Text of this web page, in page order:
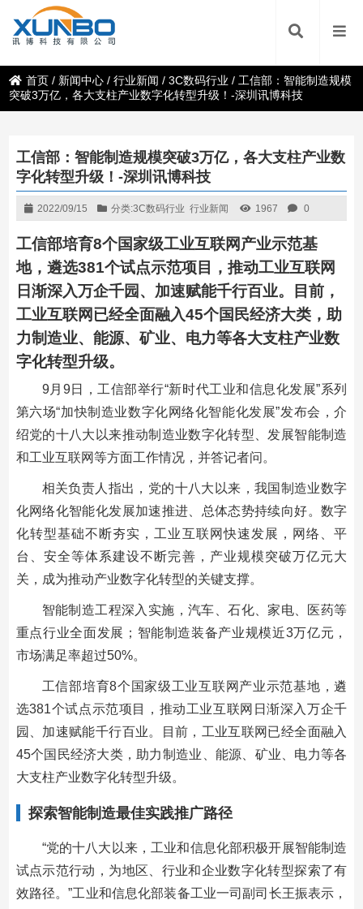
首页 / 新闻中心 /行业新闻 /3C数码行业 / 工信部：智能制造规模
突破3万亿，各大支柱产业数字化转型升级！-深圳讯博科技
工信部：智能制造规模突破3万亿，各大支柱产业数
字化转型升级！-深圳讯博科技
2022/09/15 分类:3C数码行业 行业新闻 1967 0
工信部培育8个国家级工业互联网产业示范基
地，遴选381个试点示范项目，推动工业互联网
日渐深入万企千园、加速赋能千行百业。目前，
工业互联网已经全面融入45个国民经济大类，助
力制造业、能源、矿业、电力等各大支柱产业数
字化转型升级。
9月9日，工信部举行“新时代工业和信息化发展”系列
第六场“加快制造业数字化网络化智能化发展”发布会，介
绍党的十八大以来推动制造业数字化转型、发展智能制造
和工业互联网等方面工作情况，并答记者问。
相关负责人指出，党的十八大以来，我国制造业数字
化网络化智能化发展加速推进、总体态势持续向好。数字
化转型基础不断夯实，工业互联网快速发展，网络、平
台、安全等体系建设不断完善，产业规模突破万亿元大
关，成为推动产业数字化转型的关键支撑。
智能制造工程深入实施，汽车、石化、家电、医药等
重点行业全面发展；智能制造装备产业规模近3万亿元，
市场满足率超过50%。
工信部培育8个国家级工业互联网产业示范基地，遴
选381个试点示范项目，推动工业互联网日渐深入万企千
园、加速赋能千行百业。目前，工业互联网已经全面融入
45个国民经济大类，助力制造业、能源、矿业、电力等各
大支柱产业数字化转型升级。
探索智能制造最佳实践推广路径
“党的十八大以来，工业和信息化部积极开展智能制造
试点示范行动，为地区、行业和企业数字化转型探索了有
效路径。”工业和信息化部装备工业一司副司长王振表示，